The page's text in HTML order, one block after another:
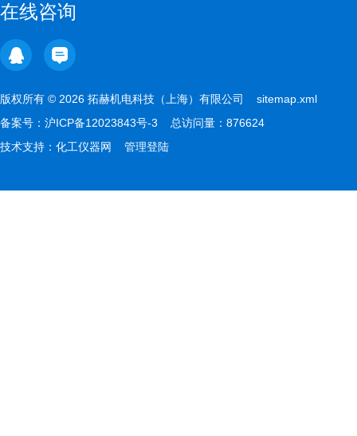
在线咨询
版权所有 © 2026 拓赫机电科技（上海）有限公司 sitemap.xml
备案号： 沪ICP备12023843号-3 总访问量：876624
技术支持： 化工仪器网 管理登陆